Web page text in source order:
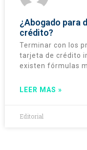
¿Abogado para
crédito?
Terminar con los
tarjeta de crédito
existen fórmulas
LEER MAS »
Editorial